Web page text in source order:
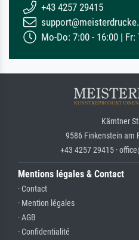
+43 4257 29415
Mo-Do: 7:00 - 16:00 | Fr:
Kärntner
9586 Finkenstein am
+43 4257 29415 ·
Mentions légales & Contact
· Contact
· Mention légales
· AGB
· Confidentialité